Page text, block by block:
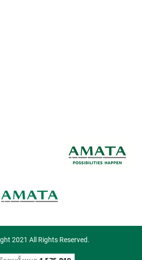
2021 All Rights Reserved.